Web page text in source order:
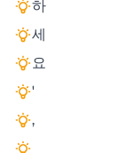
하
세
요
'
,